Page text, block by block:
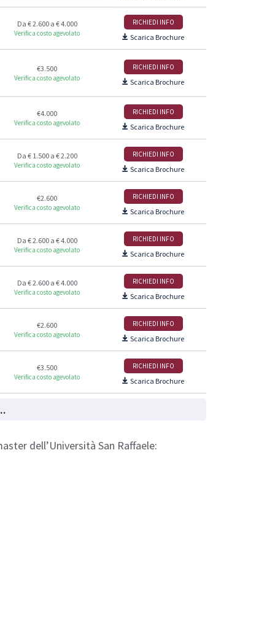
Da € 2.600 a € 4.000
Verifica costo agevolato
RICHIEDI INFO
Scarica Brochure
€3.500
Verifica costo agevolato
RICHIEDI INFO
Scarica Brochure
€4.000
Verifica costo agevolato
RICHIEDI INFO
Scarica Brochure
Da € 1.500 a € 2.200
Verifica costo agevolato
RICHIEDI INFO
Scarica Brochure
€2.600
Verifica costo agevolato
RICHIEDI INFO
Scarica Brochure
Da € 2.600 a € 4.000
Verifica costo agevolato
RICHIEDI INFO
Scarica Brochure
Da € 2.600 a € 4.000
Verifica costo agevolato
RICHIEDI INFO
Scarica Brochure
€2.600
Verifica costo agevolato
RICHIEDI INFO
Scarica Brochure
€3.500
Verifica costo agevolato
RICHIEDI INFO
Scarica Brochure
dell’Università San Raffaele: